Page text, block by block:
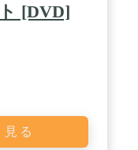
[DVD]
る